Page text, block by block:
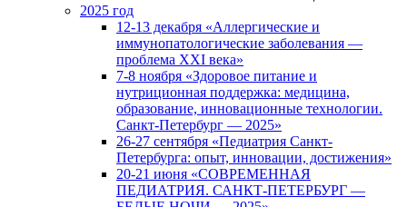
2025 год
12-13 декабря «Аллергические и
иммунопатологические заболевания —
проблема XXI века»
7-8 ноября «Здоровое питание и
нутриционная поддержка: медицина,
образование, инновационные технологии.
Санкт-Петербург — 2025»
26-27 сентября «Педиатрия Санкт-
Петербурга: опыт, инновации, достижения»
20-21 июня «СОВРЕМЕННАЯ
ПЕДИАТРИЯ. САНКТ-ПЕТЕРБУРГ —